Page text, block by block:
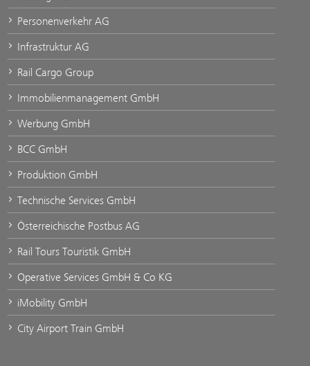
Personenverkehr AG
Infrastruktur AG
Rail Cargo Group
Immobilienmanagement GmbH
Werbung GmbH
BCC GmbH
Produktion GmbH
Technische Services GmbH
Österreichische Postbus AG
Rail Tours Touristik GmbH
Operative Services GmbH & Co KG
iMobility GmbH
City Airport Train GmbH